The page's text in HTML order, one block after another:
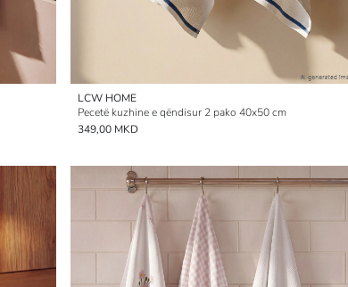
LCW HOME
Pecetë kuzhine e qëndisur 2 pako 40x50 cm
349,00 MKD